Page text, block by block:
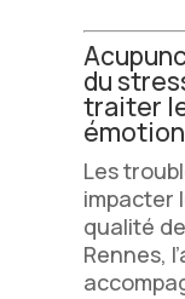
du
traiter
Les
impacter
qualité
Rennes,